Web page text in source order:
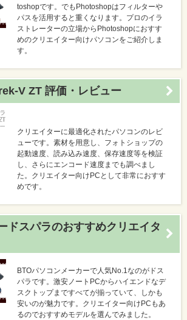
toshopです。でもPhotoshopはフィルターや
パスを活用すると重くなります。プロのイラ
ストレーターの立場からPhotoshopにおすす
めのクリエイター向けパソコンをご紹介しま
す。
V ZT 評価・レビュー
クリエイターに最適化されたパソコンのレビ
ューです。素材を用意し、フォトショップの
起動速度、読み込み速度、保存速度等を検証
し、さらにエンコード速度までも調べまし
た。クリエイター向けPCとして非常におすす
めです。
ドスパラのおすすめクリエイタ
BTOパソコンメーカーで人気No.1なのがドス
パラです。激安ノートPCからハイエンドなデ
スクトップまですべてが揃っていて、しかも
安いのが魅力です。クリエイター向けPCもあ
るのでおすすめモデルを選んでみました。